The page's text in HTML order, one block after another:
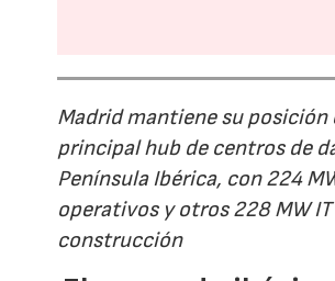
Madrid mantiene su posición
principal hub de centros de
Península Ibérica, con 224
operativos y otros 228 MW
construcción